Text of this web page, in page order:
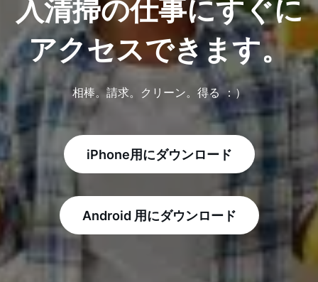
入清掃の仕事にすぐに
アクセスできます。
相棒。請求。クリーン。得る ：）
iPhone用にダウンロード
Android 用にダウンロード